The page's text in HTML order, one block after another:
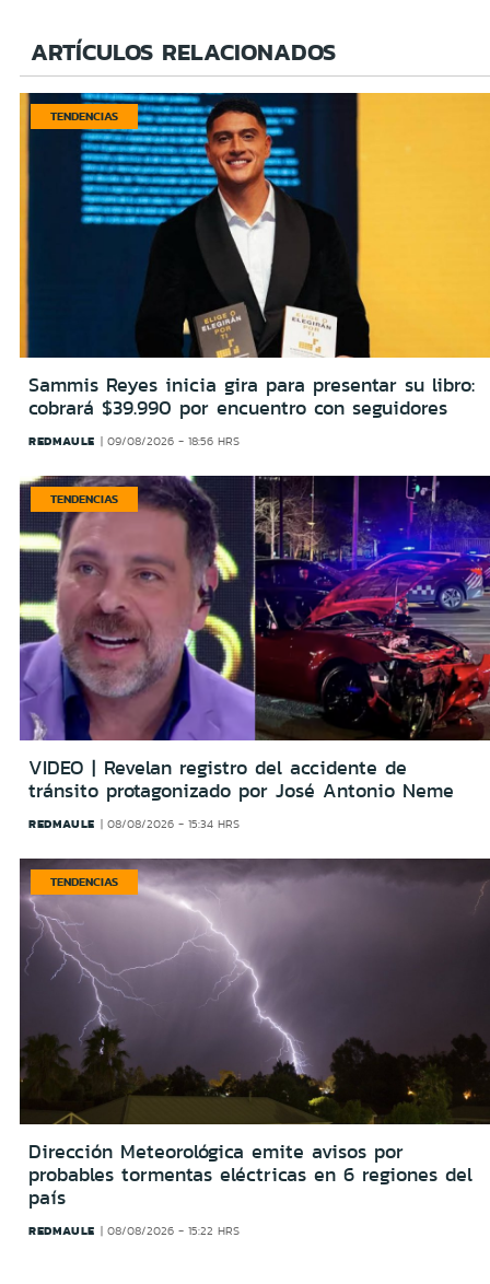
ARTÍCULOS RELACIONADOS
TENDENCIAS
Sammis Reyes inicia gira para presentar su libro:
cobrará $39.990 por encuentro con seguidores
REDMAULE 09/08/2026 - 18:56 HRS
TENDENCIAS
VIDEO | Revelan registro del accidente de
tránsito protagonizado por José Antonio Neme
REDMAULE 08/08/2026 - 15:34 HRS
TENDENCIAS
Dirección Meteorológica emite avisos por
probables tormentas eléctricas en 6 regiones del
país
REDMAULE 08/08/2026 - 15:22 HRS